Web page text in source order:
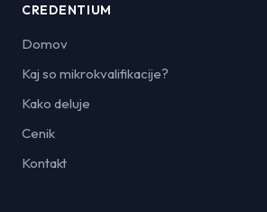
CREDENTIUM
Domov
Kaj so mikrokvalifikacije?
Kako deluje
Cenik
Kontakt